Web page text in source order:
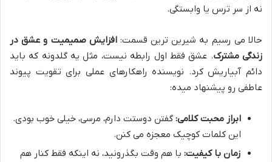
نه از سر ترس یا وابستگی.
حالا می رسیم به شیرین ترین قسمت:افزایش صمیمیت و عشق در
زندگی مشترک. عشق فقط اول رابطه نیست، مثل یه گلدونه که باید
دائم آبیاریش کرد. نویسنده راهکارهای عملی برای تقویت پیوند
عاطفی رو پیشنهاد میده:
ابراز محبت کلامی: گفتن دوستت دارم، مرسی، خیلی خوب بودی.
این کلمات کوچیک معجزه می کنن.
زمان با کیفیت: با هم وقت بگذرونید، نه اینکه فقط کنار هم